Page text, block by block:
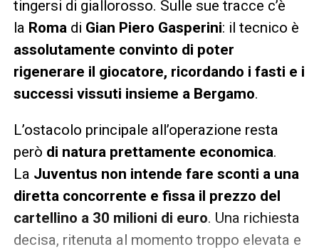
tingersi di giallorosso. Sulle sue tracce c’è
la Romadi Gian Piero Gasperini: il tecnico è
assolutamente convinto di poter
rigenerare il giocatore, ricordando i fasti e i
successi vissuti insieme a Bergamo.
L’ostacolo principale all’operazione resta
però di natura prettamente economica.
La Juventus non intende fare sconti a una
diretta concorrente e fissa il prezzo del
cartellino a 30 milioni di euro. Una richiesta
decisa, ritenuta al momento troppo elevata e